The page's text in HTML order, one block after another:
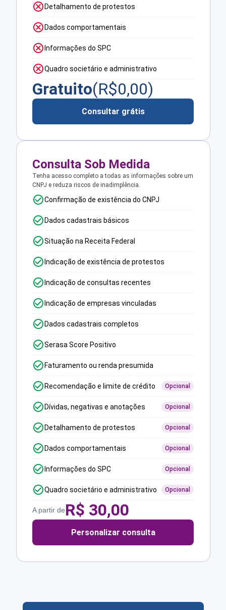
Detalhamento de protestos
Dados comportamentais
Informações do SPC
Quadro societário e administrativo
Gratuito(R$0,00)
Consultar grátis
Consulta Sob Medida
Tenha acesso completo a todas as informações sobre um
CNPJ e reduza riscos de inadimplência.
Confirmação de existência do CNPJ
Dados cadastrais básicos
Situação na Receita Federal
Indicação de existência de protestos
Indicação de consultas recentes
Indicação de empresas vinculadas
Dados cadastrais completos
Serasa Score Positivo
Faturamento ou renda presumida
Recomendação e limite de crédito Opcional
Dívidas, negativas e anotações Opcional
Detalhamento de protestos Opcional
Dados comportamentais Opcional
Informações do SPC Opcional
Quadro societário e administrativo Opcional
A partir deR$ 30,00
Personalizar consulta